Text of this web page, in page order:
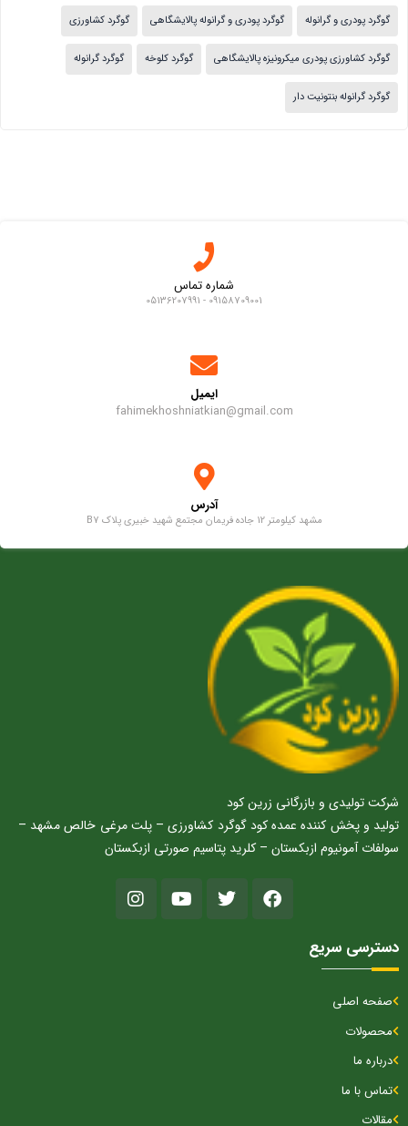
گوگرد پودری و گرانوله گوگرد پودری و گرانوله پالایشگاهی گوگرد کشاورزی
گوگرد کشاورزی پودری میکرونیزه پالایشگاهی گوگرد کلوخه گوگرد گرانوله
گوگرد گرانوله بنتونیت دار
شماره تماس
09158709001 - 05136207991
ایمیل
fahimekhoshniatkian@gmail.com
آدرس
مشهد کیلومتر 12 جاده فریمان مجتمع شهید خبیری پلاک B7
شرکت تولیدی و بازرگانی زرین کود
تولید و پخش کننده عمده کود گوگرد کشاورزی – پلت مرغی خالص مشهد –
سولفات آمونیوم ازبکستان – کلرید پتاسیم صورتی ازبکستان
دسترسی سریع
صفحه اصلی
محصولات
درباره ما
تماس با ما
مقالات